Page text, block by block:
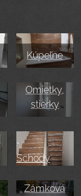
Kúpeľne
Omietky,
stierky
Schody
Zámková